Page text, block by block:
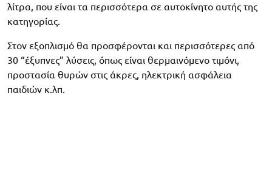
λίτρα, που είναι τα περισσότερα σε αυτοκίνητο αυτής της
κατηγορίας.
Στον εξοπλισμό θα προσφέρονται και περισσότερες από
30 “έξυπνες” λύσεις, όπως είναι θερμαινόμενο τιμόνι,
προστασία θυρών στις άκρες, ηλεκτρική ασφάλεια
παιδιών κ.λπ.